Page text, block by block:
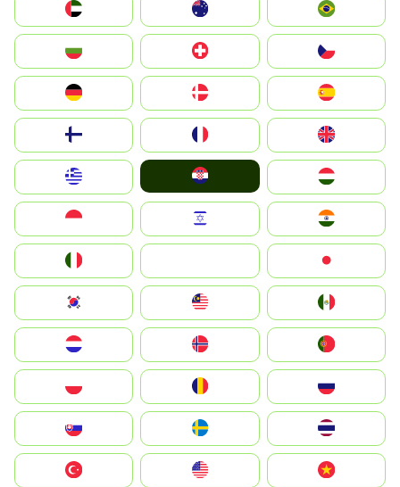
الإمارات العربية المتحدة
Switzerland
Deutschland
United Kingdom
Magyarország
South Korea
United States